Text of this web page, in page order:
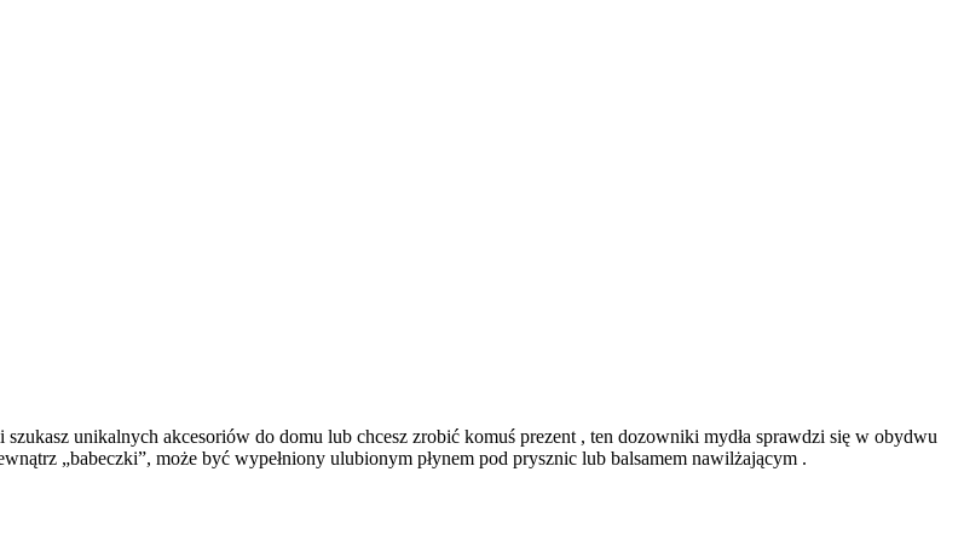
unikalnych akcesoriów do domu lub chcesz zrobić komuś prezent , ten dozowniki mydła sprawdzi się w obydwu
„babeczki”, może być wypełniony ulubionym płynem pod prysznic lub balsamem nawilżającym .